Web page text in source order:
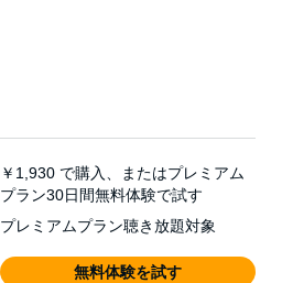
￥1,930 で購入、またはプレミアム
プラン30日間無料体験で試す
プレミアムプラン聴き放題対象
無料体験を試す